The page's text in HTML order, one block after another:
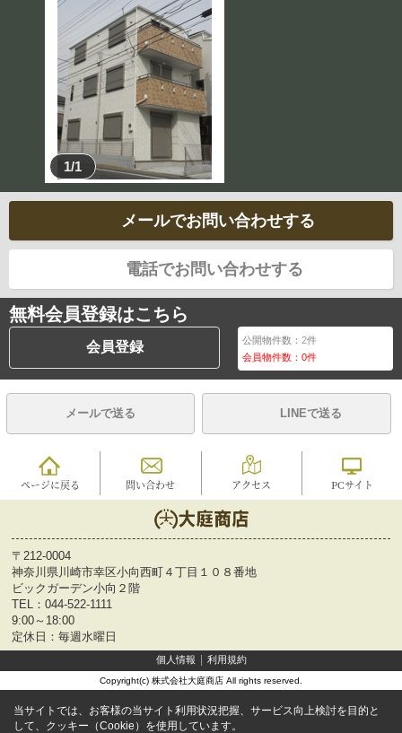
1/1
メールでお問い合わせする
電話でお問い合わせする
無料会員登録はこちら
会員登録 公開物件数：2件
会員物件数：0件
メールで送る LINEで送る
ページに戻る 問い合わせ アクセス PCサイト
〒212-0004
神奈川県川崎市幸区小向西町４丁目１０８番地
ビックガーデン小向２階
TEL： 044-522-1111
9:00～18:00
定休日：毎週水曜日
個人情報 利用規約
Copyright(c) 株式会社大庭商店 All rights reserved.
当サイトでは、お客様の当サイト利用状況把握、サービス向上検討を目的と
して、クッキー（Cookie）を使用しています。